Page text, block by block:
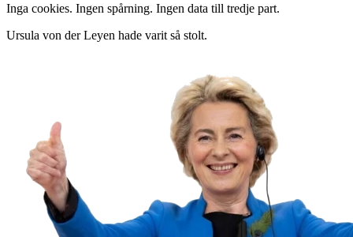
Inga cookies. Ingen spårning. Ingen data till tredje part.
Ursula von der Leyen hade varit så stolt.